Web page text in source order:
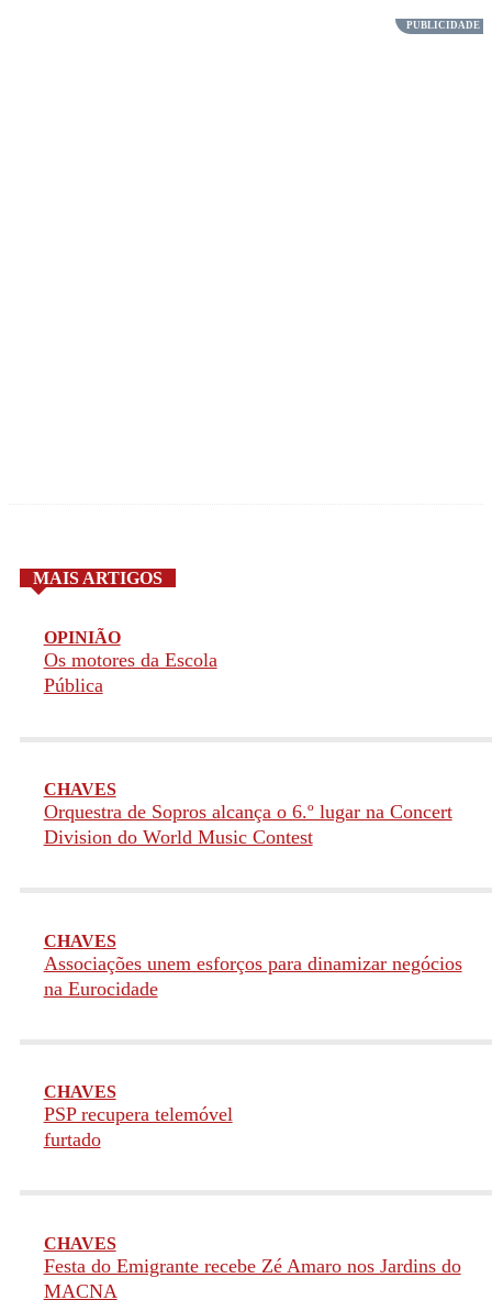
MAIS ARTIGOS
OPINIÃO
Os motores da Escola
Pública
CHAVES
Orquestra de Sopros alcança o 6.º lugar na Concert
Division do World Music Contest
CHAVES
Associações unem esforços para dinamizar negócios
na Eurocidade
CHAVES
PSP recupera telemóvel
furtado
CHAVES
Festa do Emigrante recebe Zé Amaro nos Jardins do
MACNA